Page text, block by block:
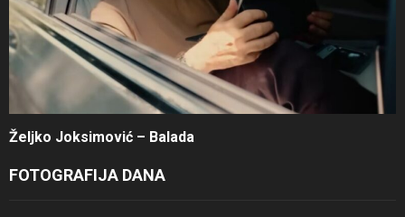
Željko Joksimović – Balada
FOTOGRAFIJA DANA